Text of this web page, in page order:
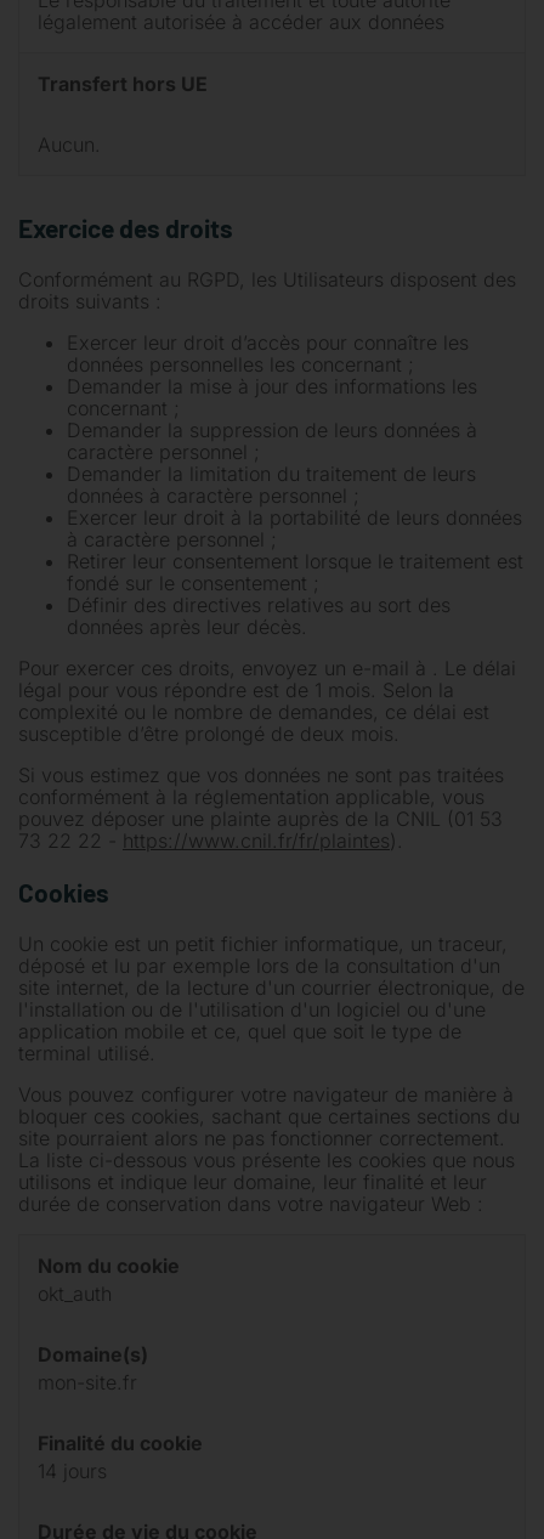
légalement autorisée à accéder aux données
Transfert hors UE
Aucun.
Exercice des droits
Conformément au RGPD, les Utilisateurs disposent des
droits suivants :
Exercer leur droit d’accès pour connaître les
données personnelles les concernant ;
Demander la mise à jour des informations les
concernant ;
Demander la suppression de leurs données à
caractère personnel ;
Demander la limitation du traitement de leurs
données à caractère personnel ;
Exercer leur droit à la portabilité de leurs données
à caractère personnel ;
Retirer leur consentement lorsque le traitement est
fondé sur le consentement ;
Définir des directives relatives au sort des
données après leur décès.
Pour exercer ces droits, envoyez un e-mail à
. Le délai
légal pour vous répondre est de 1 mois. Selon la
complexité ou le nombre de demandes, ce délai est
susceptible d’être prolongé de deux mois.
Si vous estimez que vos données ne sont pas traitées
conformément à la réglementation applicable, vous
pouvez déposer une plainte auprès de la CNIL (01 53
73 22 22 - https://www.cnil.fr/fr/plaintes).
Cookies
Un cookie est un petit fichier informatique, un traceur,
déposé et lu par exemple lors de la consultation d'un
site internet, de la lecture d'un courrier électronique, de
l'installation ou de l'utilisation d'un logiciel ou d'une
application mobile et ce, quel que soit le type de
terminal utilisé.
Vous pouvez configurer votre navigateur de manière à
bloquer ces cookies, sachant que certaines sections du
site pourraient alors ne pas fonctionner correctement.
La liste ci-dessous vous présente les cookies que nous
utilisons et indique leur domaine, leur finalité et leur
durée de conservation dans votre navigateur Web :
Nom du cookie
okt_auth
Domaine(s)
mon-site.fr
Finalité du cookie
14 jours
Durée de vie du cookie